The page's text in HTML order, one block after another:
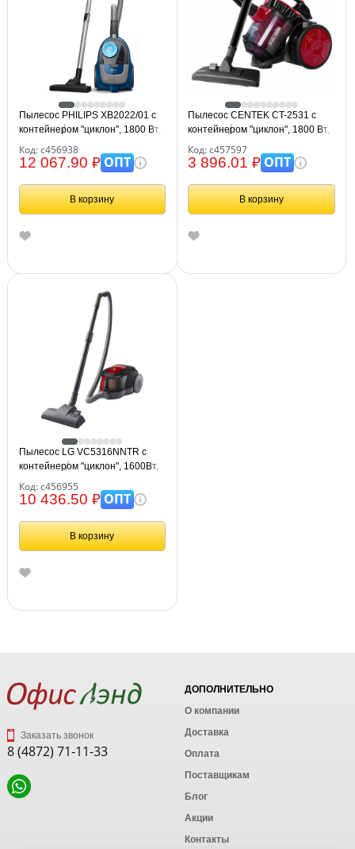
Пылесос PHILIPS XB2022/01 с
контейнером "циклон", 1800 Вт,
синий
Код: с456938
12 067.90 ₽ОПТ
В корзину
Пылесос CENTEK CT-2531 с
контейнером "циклон", 1800 Вт,
черный/красный
Код: с457597
3 896.01 ₽ОПТ
В корзину
Пылесос LG VC5316NNTR с
контейнером "циклон", 1600Вт,
красный/черный
Код: с456955
10 436.50 ₽ОПТ
В корзину
Заказать звонок
8 (4872) 71-11-33
ДОПОЛНИТЕЛЬНО
О компании
Доставка
Оплата
Поставщикам
Блог
Акции
Контакты